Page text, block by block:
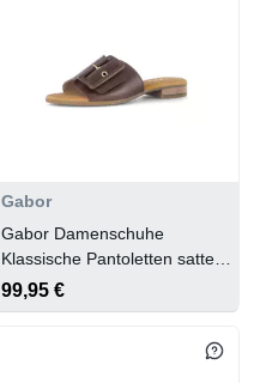
Gabor
Gabor Damenschuhe
Klassische Pantoletten sattel
(gold)
99,95 €